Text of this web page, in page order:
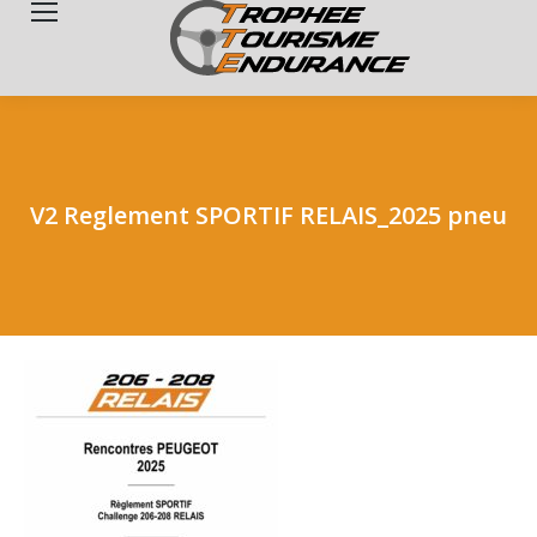
V2 Reglement SPORTIF RELAIS_2025 pneu